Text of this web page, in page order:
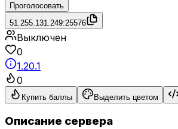
Проголосовать
51.255.131.249:25576
Выключен
0
1.20.1
0
Купить баллы Выделить цветом
Описание сервера